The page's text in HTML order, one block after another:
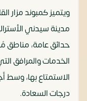
ويتميز كمبوند مزار
حدائق عامة، مناطق
الخدمات والمرافق
الاستمتاع بها، وسط
درجات السعادة.